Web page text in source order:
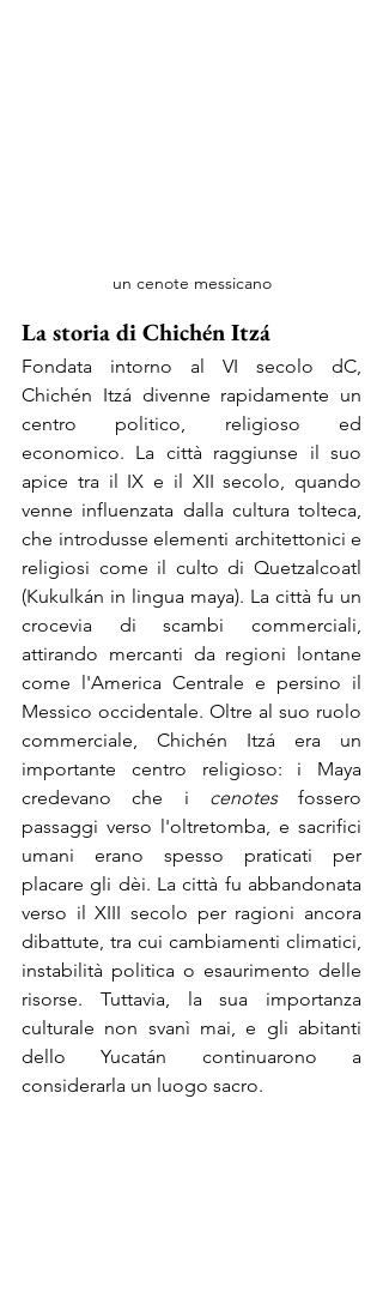
un cenote messicano
La storia di Chichén Itzá
Fondata intorno al VI secolo dC,
Chichén Itzá divenne rapidamente un
centro politico, religioso ed
economico. La città raggiunse il suo
apice tra il IX e il XII secolo, quando
venne influenzata dalla cultura tolteca,
che introdusse elementi architettonici e
religiosi come il culto di Quetzalcoatl
(Kukulkán in lingua maya). La città fu un
crocevia di scambi commerciali,
attirando mercanti da regioni lontane
come l'America Centrale e persino il
Messico occidentale. Oltre al suo ruolo
commerciale, Chichén Itzá era un
importante centro religioso: i Maya
credevano che i cenotes fossero
passaggi verso l'oltretomba, e sacrifici
umani erano spesso praticati per
placare gli dèi. La città fu abbandonata
verso il XIII secolo per ragioni ancora
dibattute, tra cui cambiamenti climatici,
instabilità politica o esaurimento delle
risorse. Tuttavia, la sua importanza
culturale non svanì mai, e gli abitanti
dello Yucatán continuarono a
considerarla un luogo sacro.